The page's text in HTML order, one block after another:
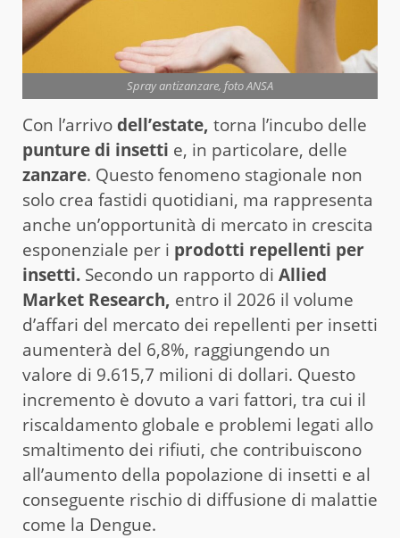
Spray antizanzare, foto ANSA
Con l’arrivo dell’estate, torna l’incubo delle
punture di insetti e, in particolare, delle
zanzare. Questo fenomeno stagionale non
solo crea fastidi quotidiani, ma rappresenta
anche un’opportunità di mercato in crescita
esponenziale per i prodotti repellenti per
insetti. Secondo un rapporto di Allied
Market Research, entro il 2026 il volume
d’affari del mercato dei repellenti per insetti
aumenterà del 6,8%, raggiungendo un
valore di 9.615,7 milioni di dollari. Questo
incremento è dovuto a vari fattori, tra cui il
riscaldamento globale e problemi legati allo
smaltimento dei rifiuti, che contribuiscono
all’aumento della popolazione di insetti e al
conseguente rischio di diffusione di malattie
come la Dengue.